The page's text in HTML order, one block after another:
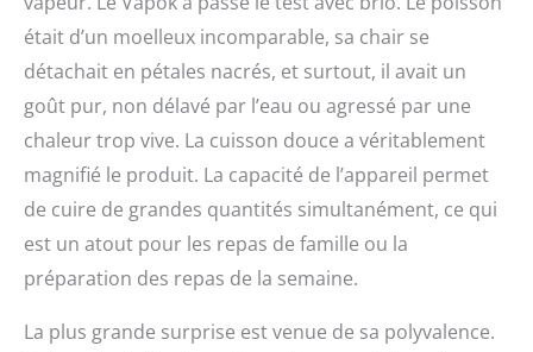
était d’un moelleux incomparable, sa chair se
détachait en pétales nacrés, et surtout, il avait un
goût pur, non délavé par l’eau ou agressé par une
chaleur trop vive. La cuisson douce a véritablement
magnifié le produit. La capacité de l’appareil permet
de cuire de grandes quantités simultanément, ce qui
est un atout pour les repas de famille ou la
préparation des repas de la semaine.
La plus grande surprise est venue de sa polyvalence.